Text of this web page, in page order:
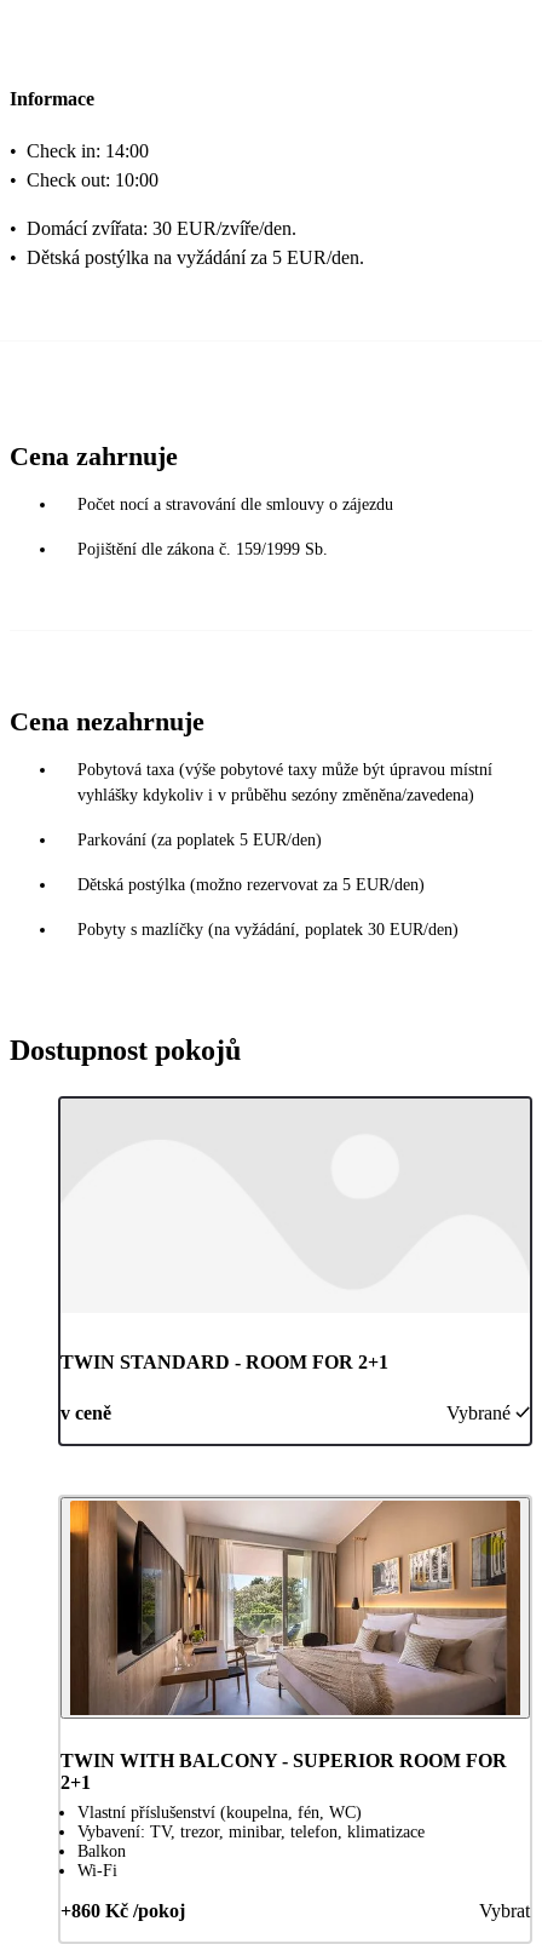
Informace
• Check in: 14:00
• Check out: 10:00
• Domácí zvířata: 30 EUR/zvíře/den.
• Dětská postýlka na vyžádání za 5 EUR/den.
Cena zahrnuje
Počet nocí a stravování dle smlouvy o zájezdu
Pojištění dle zákona č. 159/1999 Sb.
Cena nezahrnuje
Pobytová taxa (výše pobytové taxy může být úpravou místní
vyhlášky kdykoliv i v průběhu sezóny změněna/zavedena)
Parkování (za poplatek 5 EUR/den)
Dětská postýlka (možno rezervovat za 5 EUR/den)
Pobyty s mazlíčky (na vyžádání, poplatek 30 EUR/den)
Dostupnost pokojů
TWIN STANDARD - ROOM FOR 2+1
v ceně Vybrané
TWIN WITH BALCONY - SUPERIOR ROOM FOR
2+1
Vlastní příslušenství (koupelna, fén, WC)
Vybavení: TV, trezor, minibar, telefon, klimatizace
Balkon
Wi-Fi
+860 Kč /pokoj Vybrat